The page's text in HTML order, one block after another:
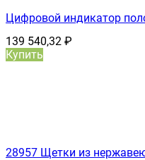
Цифровой индикатор
139 540,32 ₽
Купить
28957 Щетки из